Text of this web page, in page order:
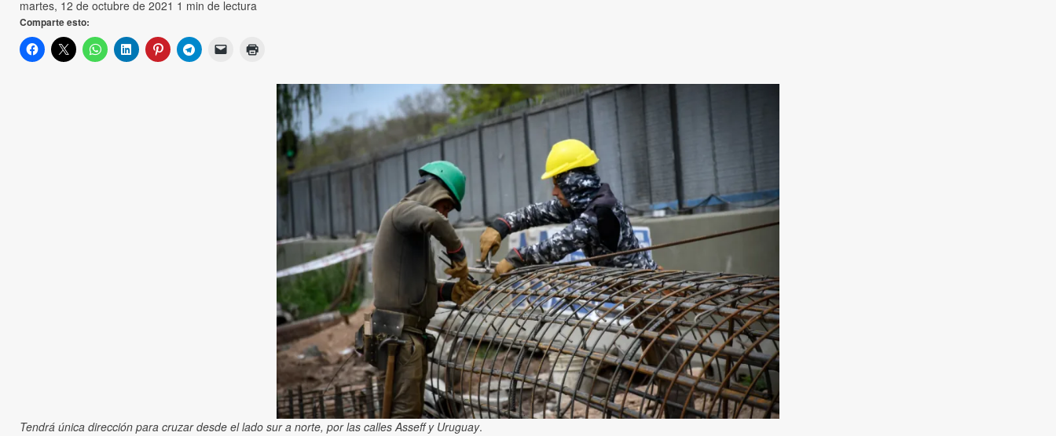
martes, 12 de octubre de 2021 1 min de lectura
Comparte esto:
Tendrá única dirección para cruzar desde el lado sur a norte, por las calles Asseff y Uruguay.